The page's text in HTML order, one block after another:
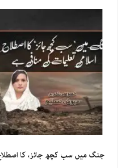
جنگ میں سب کچھ جائز، کا